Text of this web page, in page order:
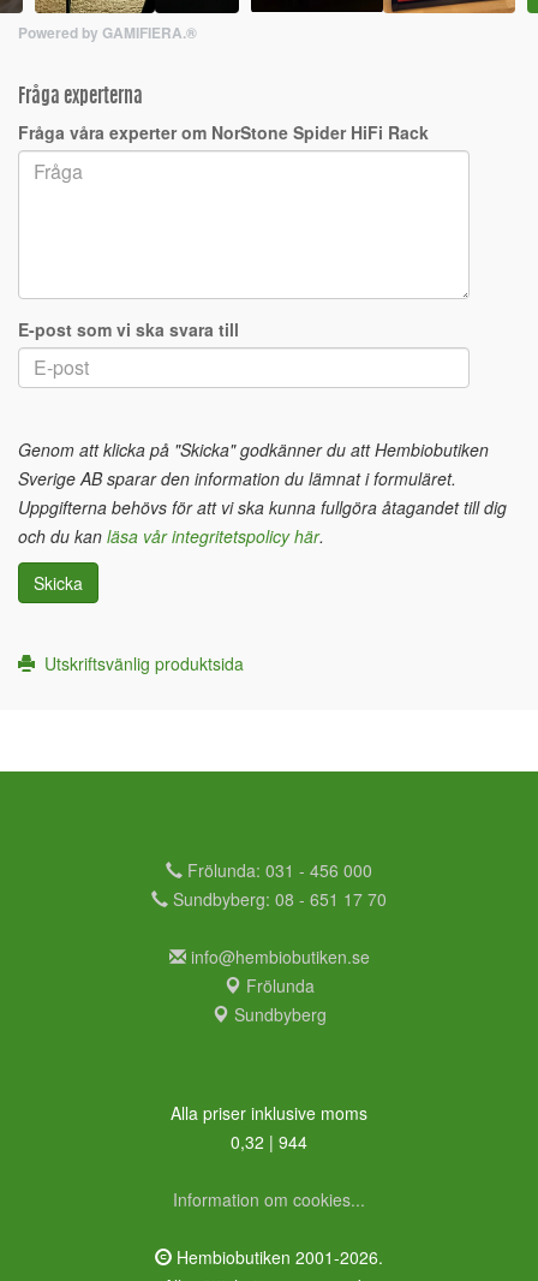
Powered by GAMIFIERA.®
Fråga experterna
Fråga våra experter om NorStone Spider HiFi Rack
E-post som vi ska svara till
Genom att klicka på "Skicka" godkänner du att Hembiobutiken
Sverige AB sparar den information du lämnat i formuläret.
Uppgifterna behövs för att vi ska kunna fullgöra åtagandet till dig
och du kan läsa vår integritetspolicy här.
Skicka
Utskriftsvänlig produktsida
Frölunda: 031 - 456 000
Sundbyberg: 08 - 651 17 70
info@hembiobutiken.se
Frölunda
Sundbyberg
Alla priser inklusive moms
0,32 | 944
Information om cookies...
Hembiobutiken 2001-2026.